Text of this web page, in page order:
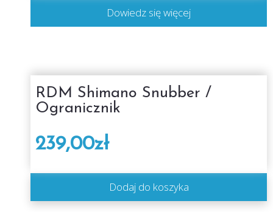
Dowiedz się więcej
RDM Shimano Snubber /
Ogranicznik
239,00zł
Dodaj do koszyka